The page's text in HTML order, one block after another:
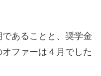
あることと、奨学金
ファーは４月でした